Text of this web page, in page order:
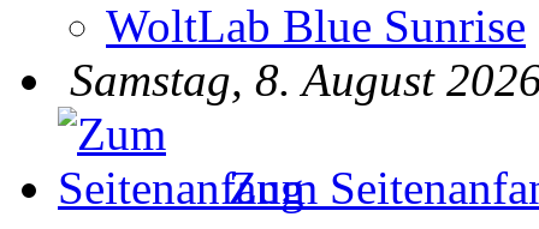
WoltLab Blue Sunrise
Samstag, 8. August
Zum